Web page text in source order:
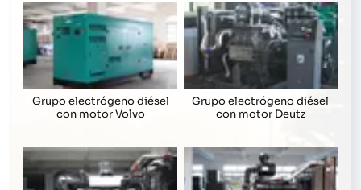
Grupo electrógeno diésel
con motor Volvo
Grupo electrógeno diésel
con motor Deutz